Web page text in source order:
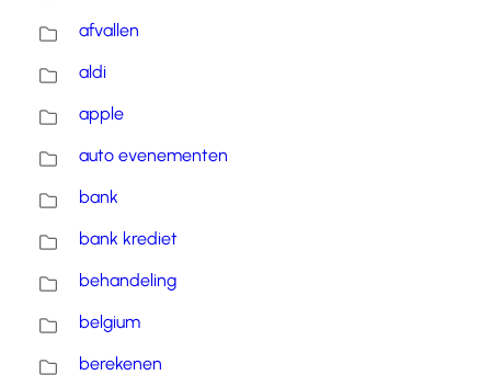
afvallen
aldi
apple
auto evenementen
bank
bank krediet
behandeling
belgium
berekenen